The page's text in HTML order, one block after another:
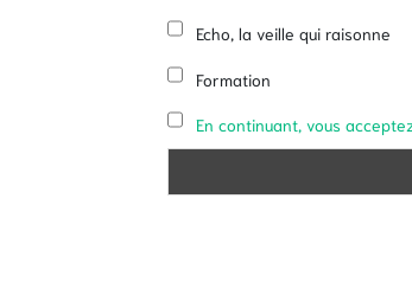
Echo, la veille qui raisonne
Formation
En continuant, vous